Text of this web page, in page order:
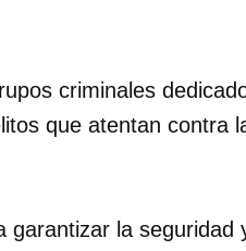
criminales
que atentan contra
garantizar la seguridad